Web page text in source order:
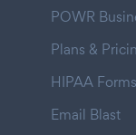
POWR
Plans &
HIPAA Forms
Email Blast